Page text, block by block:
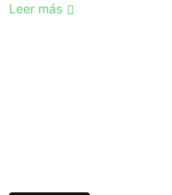
Leer más